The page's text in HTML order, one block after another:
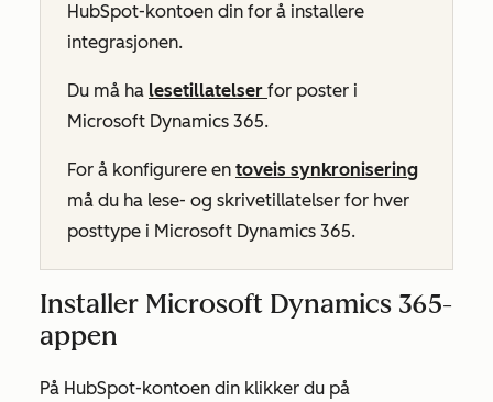
HubSpot-kontoen din for å installere
integrasjonen.
Du må ha lesetillatelser for poster i
Microsoft Dynamics 365.
For å konfigurere en toveis synkronisering
må du ha lese- og skrivetillatelser for hver
posttype i Microsoft Dynamics 365.
Installer Microsoft Dynamics 365-
appen
På HubSpot-kontoen din klikker du på